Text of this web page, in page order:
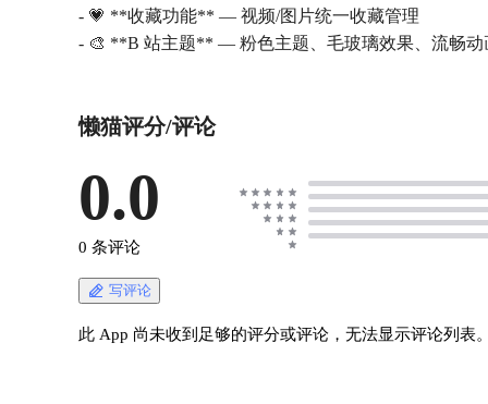
- 💗 **收藏功能** — 视频/图片统一收藏管理
- 🎨 **B 站主题** — 粉色主题、毛玻璃效果、流畅动
懒猫评分/评论
0.0
0 条评论
写评论
此 App 尚未收到足够的评分或评论，无法显示评论列表